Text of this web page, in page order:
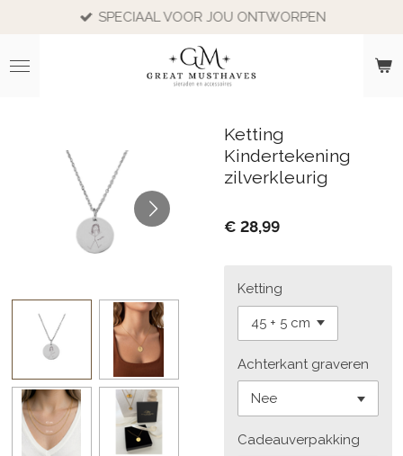
naar
de
SPECIAAL VOOR JOU ONTWORPEN
Ketting
Kindertekening
zilverkleurig
€ 28,99
Ketting
Achterkant graveren
Cadeauverpakking